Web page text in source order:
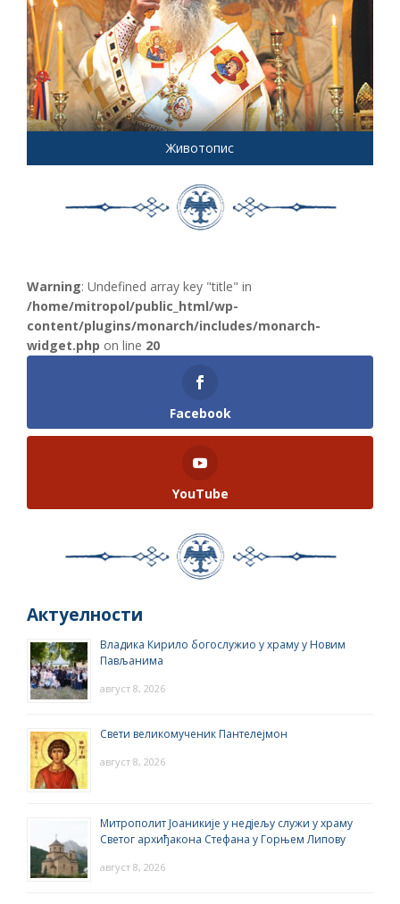
Животопис
Warning: Undefined array key "title" in
/home/mitropol/public_html/wp-
content/plugins/monarch/includes/monarch-
widget.php on line 20
Facebook
YouTube
Актуелности
Владика Кирило богослужио у храму у Новим
Пављанима
август 8, 2026
Свети великомученик Пантелејмон
август 8, 2026
Митрополит Јоаникије у недјељу служи у храму
Светог архиђакона Стефана у Горњем Липову
август 8, 2026